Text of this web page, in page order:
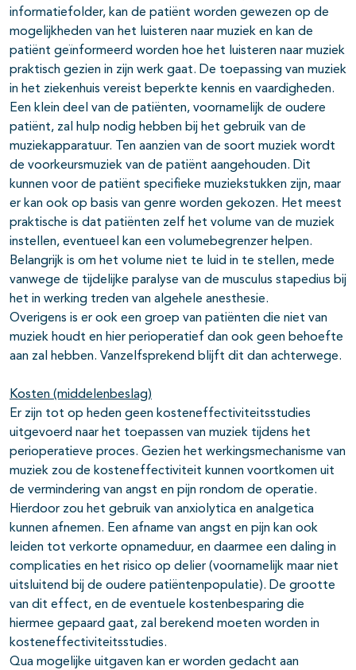
informatiefolder, kan de patiënt worden gewezen op de
mogelijkheden van het luisteren naar muziek en kan de
patiënt geïnformeerd worden hoe het luisteren naar muziek
praktisch gezien in zijn werk gaat. De toepassing van muziek
in het ziekenhuis vereist beperkte kennis en vaardigheden.
Een klein deel van de patiënten, voornamelijk de oudere
patiënt, zal hulp nodig hebben bij het gebruik van de
muziekapparatuur. Ten aanzien van de soort muziek wordt
de voorkeursmuziek van de patiënt aangehouden. Dit
kunnen voor de patiënt specifieke muziekstukken zijn, maar
er kan ook op basis van genre worden gekozen. Het meest
praktische is dat patiënten zelf het volume van de muziek
instellen, eventueel kan een volumebegrenzer helpen.
Belangrijk is om het volume niet te luid in te stellen, mede
vanwege de tijdelijke paralyse van de musculus stapedius bij
het in werking treden van algehele anesthesie.
Overigens is er ook een groep van patiënten die niet van
muziek houdt en hier perioperatief dan ook geen behoefte
aan zal hebben. Vanzelfsprekend blijft dit dan achterwege.
Kosten (middelenbeslag)
Er zijn tot op heden geen kosteneffectiviteitsstudies
uitgevoerd naar het toepassen van muziek tijdens het
perioperatieve proces. Gezien het werkingsmechanisme van
muziek zou de kosteneffectiviteit kunnen voortkomen uit
de vermindering van angst en pijn rondom de operatie.
Hierdoor zou het gebruik van anxiolytica en analgetica
kunnen afnemen. Een afname van angst en pijn kan ook
leiden tot verkorte opnameduur, en daarmee een daling in
complicaties en het risico op delier (voornamelijk maar niet
uitsluitend bij de oudere patiëntenpopulatie). De grootte
van dit effect, en de eventuele kostenbesparing die
hiermee gepaard gaat, zal berekend moeten worden in
kosteneffectiviteitsstudies.
Qua mogelijke uitgaven kan er worden gedacht aan